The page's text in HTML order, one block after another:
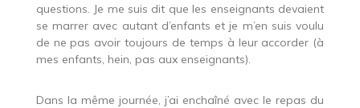
questions. Je me suis dit que les enseignants devaient
se marrer avec autant d’enfants et je m’en suis voulu
de ne pas avoir toujours de temps à leur accorder (à
mes enfants, hein, pas aux enseignants).
Dans la même journée, j’ai enchaîné avec le repas du